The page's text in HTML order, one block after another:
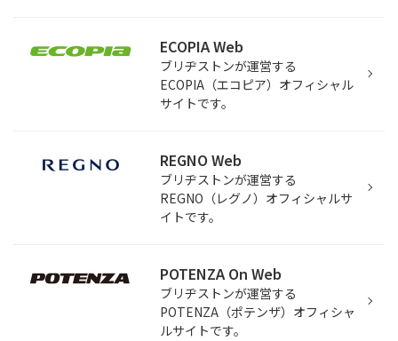
ECOPIA Web
ブリヂストンが運営する
ECOPIA（エコピア）オフィシャル
サイトです。
REGNO Web
ブリヂストンが運営する
REGNO（レグノ）オフィシャルサ
イトです。
POTENZA On Web
ブリヂストンが運営する
POTENZA（ポテンザ）オフィシャ
ルサイトです。